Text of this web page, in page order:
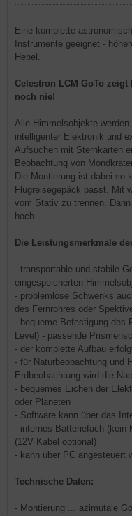
Eine komplette
Instrumente geeignet -
Hebel.
Celestron LCM GoTo
noch nie!
Alle Himmelsobjekte
intelligenter Elektronik und
Aufsuchen mit Sternkarten
Beobachtung von
Die Montierung ist dabei so
Flugreisegepäck passt. Mit
vom Stativ zu trennen.
hoch.
Die Leistungsmerkmale
- transportable und stabile
eingespeicherten
- problemlose Schwenks
des Fernrohres oder
- bequeme Befestigung des
Level) - passende
- der komplette Aufbau
- für Naturbeobachtung und
Erdbeobachtung wird die
- bequemes Eichen der
oder Planeten
- Software kann über das
- internes Batteriefach (kein
(12V Kabel optional)
- kann über PC angesteuert
Technische Daten:
- Montierung ... azimutale